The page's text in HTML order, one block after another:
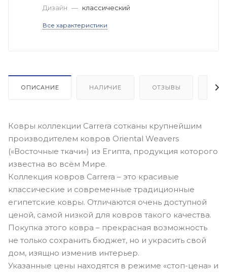
Дизайн — классический
Все характеристики
ОПИСАНИЕ НАЛИЧИЕ ОТЗЫВЫ
Ковры коллекции Carrera сотканы крупнейшим
производителем ковров Oriental Weavers
(«Восточные ткачи») из Египта, продукция которого
известна во всём Мире.
Коллекция ковров Carrera – это красивые
классические и современные традиционные
египетские ковры. Отличаются очень доступной
ценой, самой низкой для ковров такого качества.
Покупка этого ковра – прекрасная возможность
не только сохранить бюджет, но и украсить свой
дом, изящно изменив интерьер.
Указанные цены находятся в режиме «стоп-цена» и